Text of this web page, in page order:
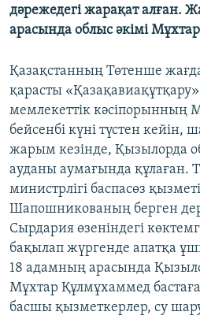
дәрежедегі жарақат алған.
арасында облыс әкімі
Қазақстанның Төтенше
қарасты
мемлекеттік кәсіпорынның
бейсенбі күні түстен кейін,
жарым кезінде, Қызылорда
ауданы аумағында құлаған.
министрлігі баспасөз
Шапошникованың берген
Сырдария өзеніндегі
бақылап жүргенде апатқа
18 адамның арасында
Мұхтар Құлмұхаммед
басшы қызметкерлер, су